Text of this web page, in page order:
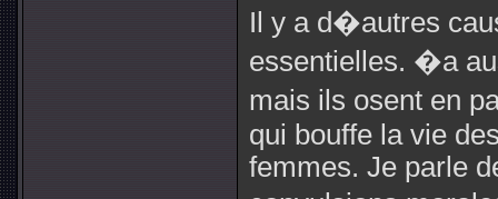
Il y a d�autres
essentielles. �a
mais ils osent en
qui bouffe la vie
femmes. Je parle